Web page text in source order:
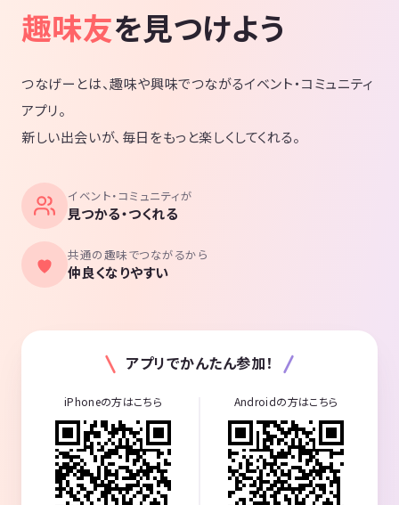
趣味友を見つけよう
つなげーとは、趣味や興味でつながるイベント・コミュニティ
アプリ。
新しい出会いが、毎日をもっと楽しくしてくれる。
イベント・コミュニティが
見つかる・つくれる
共通の趣味でつながるから
仲良くなりやすい
アプリでかんたん参加！
iPhoneの方はこちら Androidの方はこちら